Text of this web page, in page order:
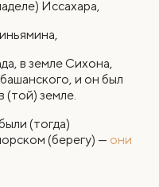
Иссахара,
в земле Сихона,
и он был
(той) земле.
(тогда)
(берегу) — они